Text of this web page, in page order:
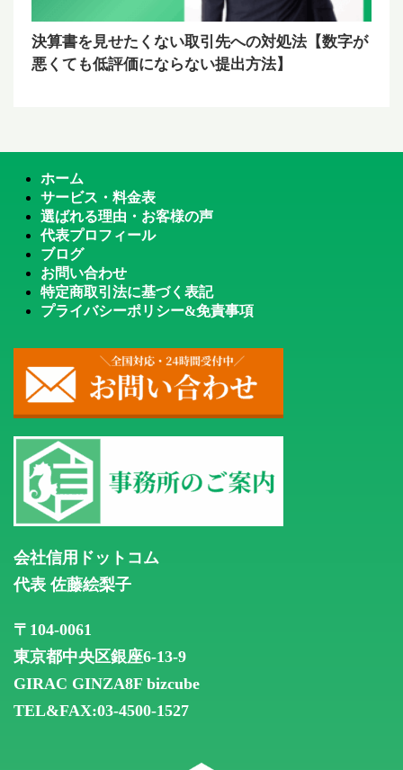
決算書を見せたくない取引先への対処法【数字が
悪くても低評価にならない提出方法】
ホーム
サービス・料金表
選ばれる理由・お客様の声
代表プロフィール
ブログ
お問い合わせ
特定商取引法に基づく表記
プライバシーポリシー&免責事項
会社信用ドットコム
代表 佐藤絵梨子
〒104-0061
東京都中央区銀座6-13-9
GIRAC GINZA8F bizcube
TEL&FAX:03-4500-1527